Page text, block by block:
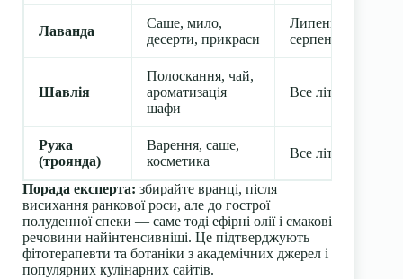
Лаванда
Саше, мило,
десерти, прикраси
Липень –
серпень
Шавлія
Полоскання, чай,
ароматизація
шафи
Все літо
Ружа
(троянда)
Варення, саше,
косметика
Все літо
Порада експерта: збирайте вранці, після
висихання ранкової роси, але до гострої
полуденної спеки — саме тоді ефірні олії і смакові
речовини найінтенсивніші. Це підтверджують
фітотерапевти та ботаніки з академічних джерел і
популярних кулінарних сайтів.